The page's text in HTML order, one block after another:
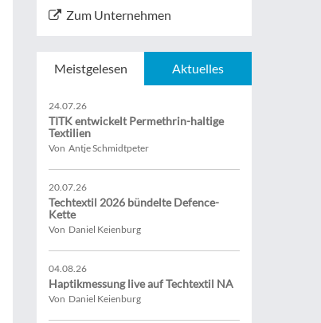
Zum Unternehmen
Meistgelesen Aktuelles
24.07.26
TITK entwickelt Permethrin-haltige
Textilien
Von Antje Schmidtpeter
20.07.26
Techtextil 2026 bündelte Defence-
Kette
Von Daniel Keienburg
04.08.26
Haptikmessung live auf Techtextil NA
Von Daniel Keienburg